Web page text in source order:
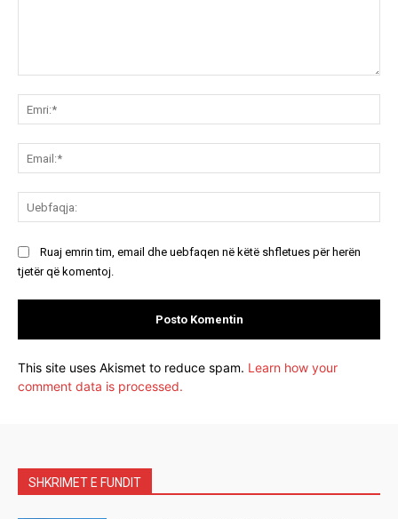
Ruaj emrin tim, email dhe uebfaqen në këtë shfletues për herën
tjetër që komentoj.
This site uses Akismet to reduce spam. Learn how your
comment data is processed.
SHKRIMET E FUNDIT